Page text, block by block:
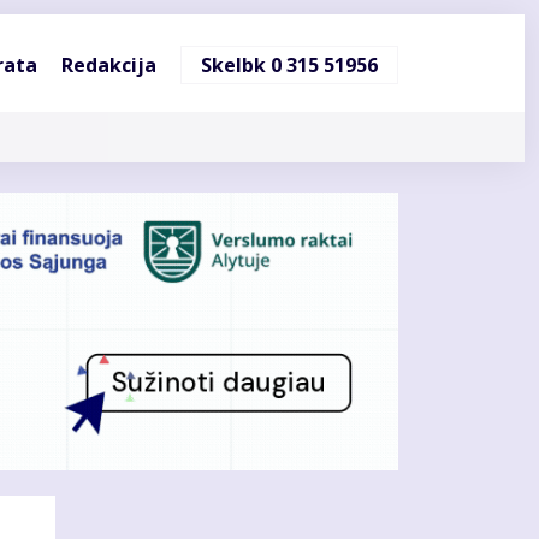
Redakcija Skelbk 0 315 51956